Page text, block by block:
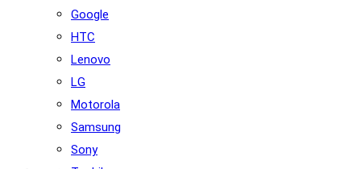
Google
HTC
Lenovo
LG
Motorola
Samsung
Sony